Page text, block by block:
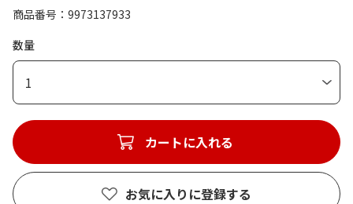
商品番号
9973137933
数量
1
カートに入れる
お気に入りに登録する